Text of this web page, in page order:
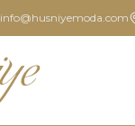
info@husniyemoda.com